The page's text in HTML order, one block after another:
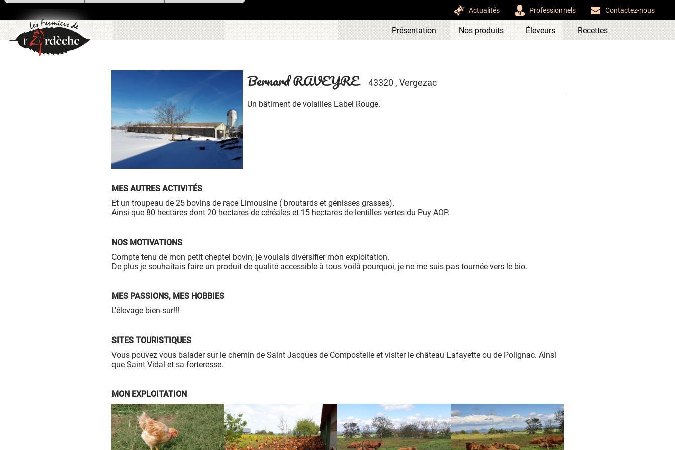
Actualités Professionnels Contactez-nous
Présentation Nos produits Éleveurs Recettes
Bernard RAVEYRE 43320 , Vergezac
Un bâtiment de volailles Label Rouge.
MES AUTRES ACTIVITÉS
Et un troupeau de 25 bovins de race Limousine ( broutards et génisses grasses).
Ainsi que 80 hectares dont 20 hectares de céréales et 15 hectares de lentilles vertes du Puy AOP.
NOS MOTIVATIONS
Compte tenu de mon petit cheptel bovin, je voulais diversifier mon exploitation.
De plus je souhaitais faire un produit de qualité accessible à tous voilà pourquoi, je ne me suis pas tournée vers le bio.
MES PASSIONS, MES HOBBIES
L'élevage bien-sur!!!
SITES TOURISTIQUES
Vous pouvez vous balader sur le chemin de Saint Jacques de Compostelle et visiter le château Lafayette ou de Polignac. Ainsi
que Saint Vidal et sa forteresse.
MON EXPLOITATION
Nous utilisons des cookies pour nous
assurer du bon fonctionnement de notre
site et à des fins analytiques. Vous
page de notre site. En autorisant ces
lecture de cookies et l'utilisation de
technologies de suivi nécessaires à leur
bon fonctionnement.
Charte de confidentialité